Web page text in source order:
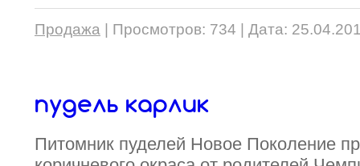
Продажа Просмотров: 734 Дата:
пудель карлик
Питомник пуделей Новое Поколение